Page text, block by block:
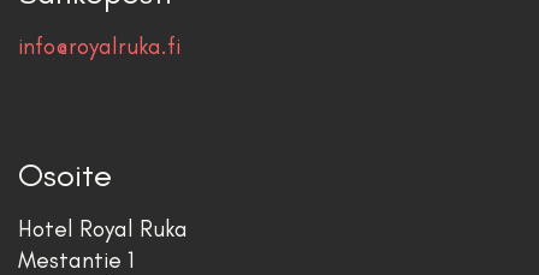
info@royalruka.fi
Osoite
Hotel Royal Ruka
Mestantie 1